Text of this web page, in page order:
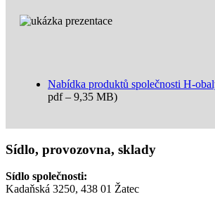
Nabídka produktů společnosti H-
pdf – 9,35 MB)
Sídlo, provozovna, sklady
Sídlo společnosti:
Kadaňská 3250, 438 01 Žatec